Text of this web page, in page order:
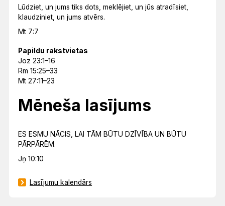
Lūdziet, un jums tiks dots, meklējiet, un jūs atradīsiet,
klaudziniet, un jums atvērs.
Mt 7:7
Papildu rakstvietas
Joz 23:1–16
Rm 15:25–33
Mt 27:11–23
Mēneša lasījums
ES ESMU NĀCIS, LAI TĀM BŪTU DZĪVĪBA UN BŪTU
PĀRPĀRĒM.
Jņ 10:10
Lasījumu kalendārs